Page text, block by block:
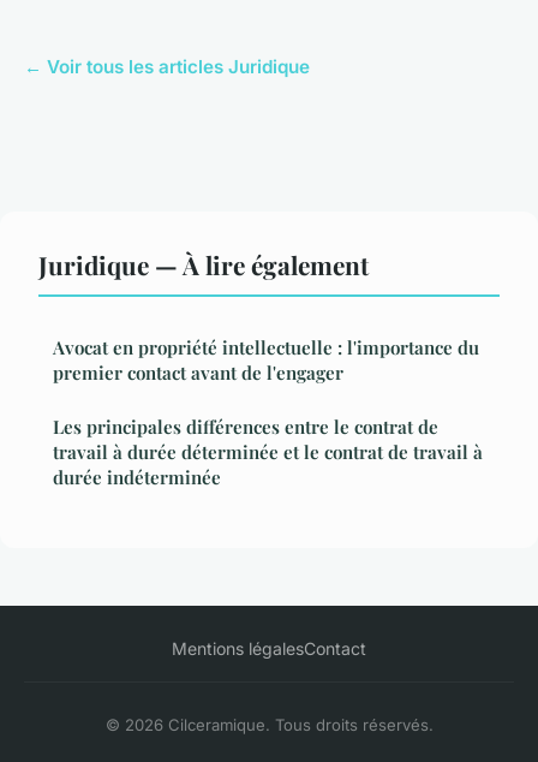
← Voir tous les articles Juridique
Juridique — À lire également
Avocat en propriété intellectuelle : l'importance du
premier contact avant de l'engager
Les principales différences entre le contrat de
travail à durée déterminée et le contrat de travail à
durée indéterminée
Mentions légalesContact
© 2026 Cilceramique. Tous droits réservés.